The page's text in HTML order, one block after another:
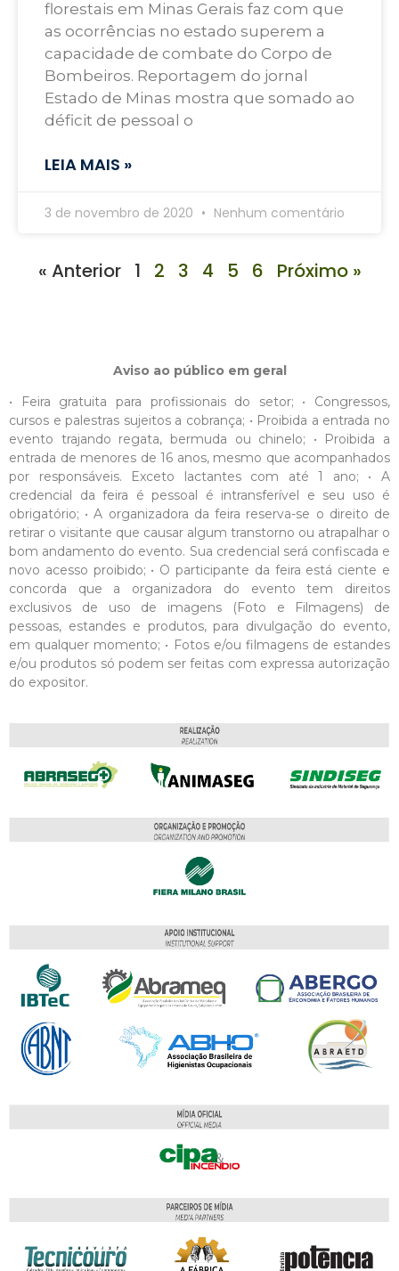
florestais em Minas Gerais faz com que
as ocorrências no estado superem a
capacidade de combate do Corpo de
Bombeiros. Reportagem do jornal
Estado de Minas mostra que somado ao
déficit de pessoal o
LEIA MAIS »
3 de novembro de 2020 Nenhum comentário
« Anterior 1 2 3 4 5 6 Próximo »
Aviso ao público em geral
• Feira gratuita para profissionais do setor; • Congressos,
cursos e palestras sujeitos a cobrança; • Proibida a entrada no
evento trajando regata, bermuda ou chinelo; • Proibida a
entrada de menores de 16 anos, mesmo que acompanhados
por responsáveis. Exceto lactantes com até 1 ano; • A
credencial da feira é pessoal é intransferível e seu uso é
obrigatório; • A organizadora da feira reserva-se o direito de
retirar o visitante que causar algum transtorno ou atrapalhar o
bom andamento do evento. Sua credencial será confiscada e
novo acesso proibido; • O participante da feira está ciente e
concorda que a organizadora do evento tem direitos
exclusivos de uso de imagens (Foto e Filmagens) de
pessoas, estandes e produtos, para divulgação do evento,
em qualquer momento; • Fotos e/ou filmagens de estandes
e/ou produtos só podem ser feitas com expressa autorização
do expositor.